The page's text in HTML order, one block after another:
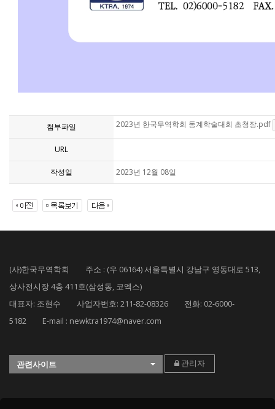
첨부파일 2023년 한국무역학회 동계학술대회 초청장.pdf
URL
작성일 2023년 12월 08일
(사)한국무역학회 주소 : (우 06164) 서울특별시 강남구 영동대로 513,
상사전시장 4층 411호(삼성동, 코엑스)
대표자: 조현수 사업자번호: 211-82-08326 전화: 02-6000-
5182 E-mail : newktra1974@naver.com
관련사이트 관리자